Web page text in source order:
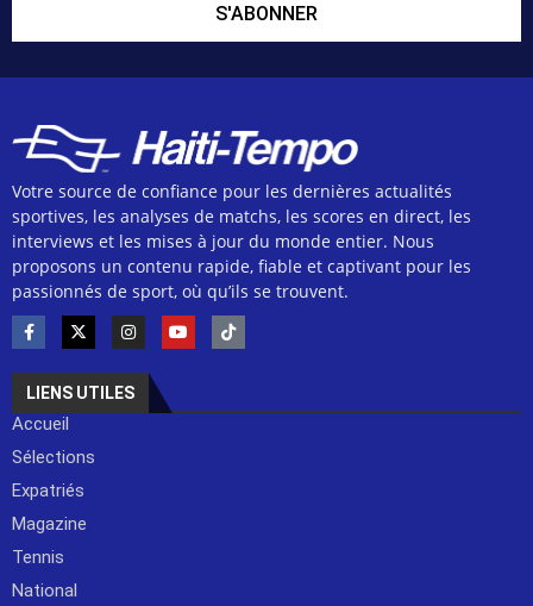
S'ABONNER
Votre source de confiance pour les dernières actualités
sportives, les analyses de matchs, les scores en direct, les
interviews et les mises à jour du monde entier. Nous
proposons un contenu rapide, fiable et captivant pour les
passionnés de sport, où qu’ils se trouvent.
LIENS UTILES
Accueil
Sélections
Expatriés
Magazine
Tennis
National